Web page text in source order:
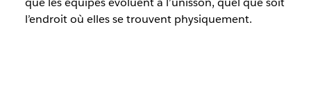
l’endroit où elles se trouvent physiquement.